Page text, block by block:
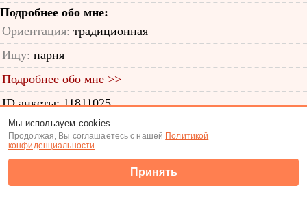
Подробнее обо мне:
Ориентация: традиционная
Ищу: парня
Подробнее обо мне >>
ID анкеты: 11811025
Знакомства|Поиск анкет
(c) Tabor.ru 2026
Мы используем cookies
Продолжая, Вы соглашаетесь с нашей Политикой
конфиденциальности.
Принять